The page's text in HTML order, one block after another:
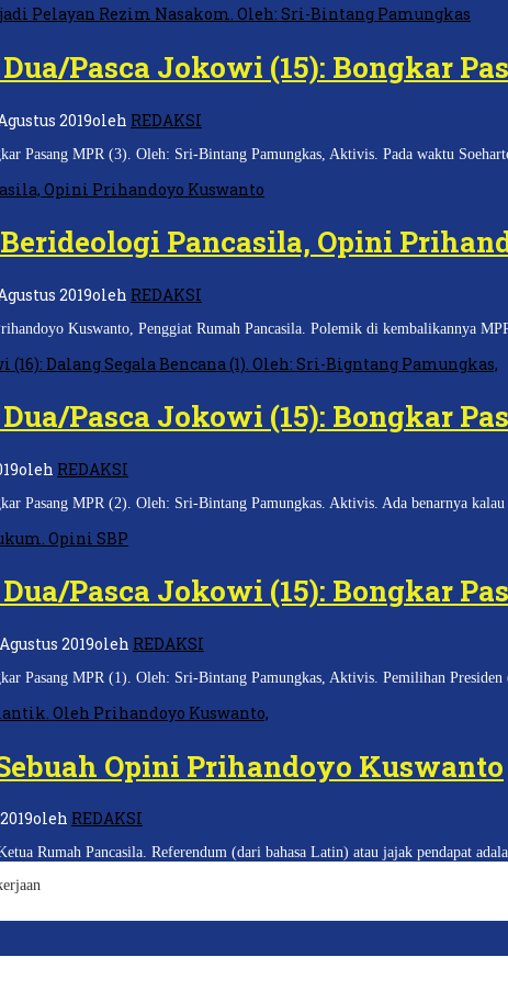
Pasca Jokowi (15): Bongkar
2019oleh REDAKSI
Pasang MPR (3). Oleh: Sri-Bintang Pamungkas, Aktivis. Pada waktu
Pancasila, Opini
2019oleh REDAKSI
Kuswanto, Penggiat Rumah Pancasila. Polemik di kembalikannya
Pasca Jokowi (15): Bongkar
oleh REDAKSI
Pasang MPR (2). Oleh: Sri-Bintang Pamungkas. Aktivis. Ada benarnya
Pasca Jokowi (15): Bongkar
2019oleh REDAKSI
Pasang MPR (1). Oleh: Sri-Bintang Pamungkas, Aktivis. Pemilihan
Opini Prihandoyo Kuswanto
oleh REDAKSI
Rumah Pancasila. Referendum (dari bahasa Latin) atau jajak pendapat